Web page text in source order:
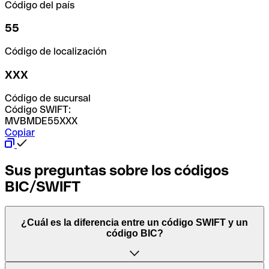
Código del país
55
Código de localización
XXX
Código de sucursal
Código SWIFT:
MVBMDE55XXX
Copiar
Sus preguntas sobre los códigos
BIC/SWIFT
¿Cuál es la diferencia entre un código SWIFT y un
código BIC?